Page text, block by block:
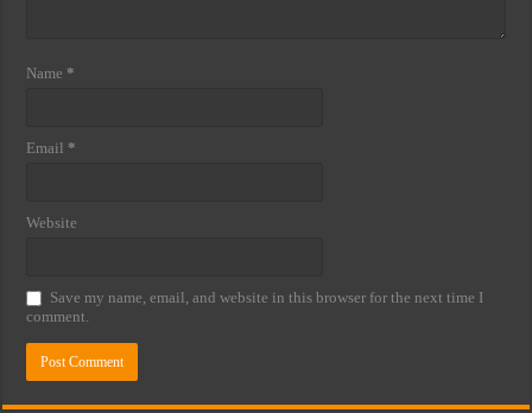
Name *
Email *
Website
Save my name, email, and website in this browser for the next time I
comment.